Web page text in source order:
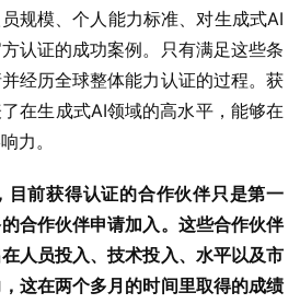
规模、个人能力标准、对生成式AI
认证的成功案例。只有满足这些条
经历全球整体能力认证的过程。获
在生成式AI领域的高水平，能够在
力。
目前获得认证的合作伙伴只是第一
合作伙伴申请加入。这些合作伙伴
人员投入、技术投入、水平以及市
这在两个多月的时间里取得的成绩